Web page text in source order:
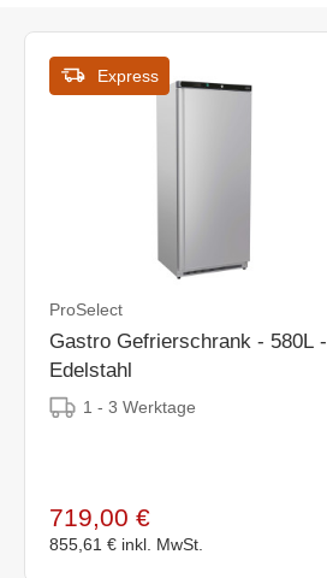
Express
ProSelect
Gastro Gefrierschrank - 580L -
Edelstahl
1 - 3 Werktage
719,00 €
855,61 € inkl. MwSt.